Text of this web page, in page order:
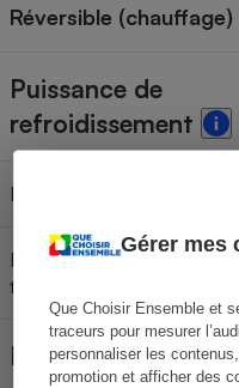
Gérer mes
Que Choisir Ensemble et
traceurs pour mesurer
personnaliser les
promotion et afficher des
Réversible (chauffage)
Puissance de
refroidissement
Puissance déclarée par le
Puissance mesurée lors de
tests
Flux d'air dirigé